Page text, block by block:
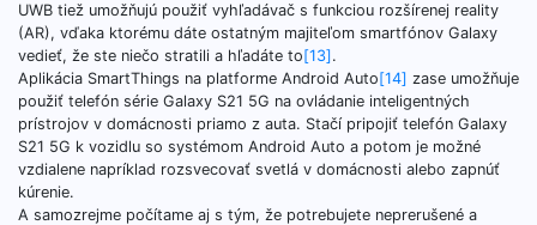
UWB tiež umožňujú použiť vyhľadávač s funkciou rozšírenej reality
(AR), vďaka ktorému dáte ostatným majiteľom smartfónov Galaxy
vedieť, že ste niečo stratili a hľadáte to[13] .
Aplikácia SmartThings na platforme Android Auto[14] zase umožňuje
použiť telefón série Galaxy S21 5G na ovládanie inteligentných
prístrojov v domácnosti priamo z auta. Stačí pripojiť telefón Galaxy
S21 5G k vozidlu so systémom Android Auto a potom je možné
vzdialene napríklad rozsvecovať svetlá v domácnosti alebo zapnúť
kúrenie.
A samozrejme počítame aj s tým, že potrebujete neprerušené a